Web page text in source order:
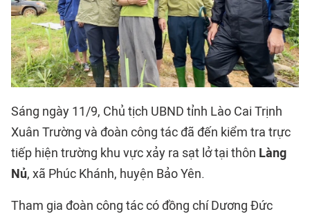
Sáng ngày 11/9, Chủ tịch UBND tỉnh Lào Cai Trịnh
Xuân Trường và đoàn công tác đã đến kiểm tra trực
tiếp hiện trường khu vực xảy ra sạt lở tại thôn Làng
Nủ, xã Phúc Khánh, huyện Bảo Yên.
Tham gia đoàn công tác có đồng chí Dương Đức